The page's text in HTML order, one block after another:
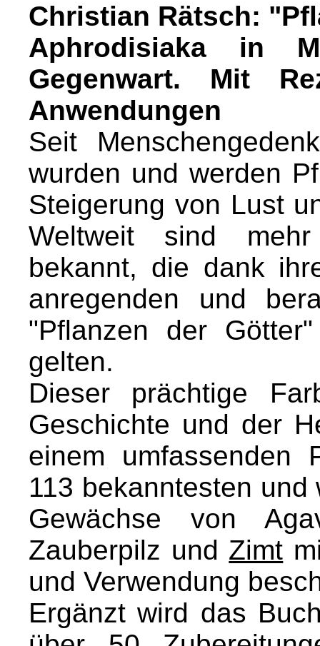
Christian Rätsch:
Aphrodisiaka in
Gegenwart. Mit
Anwendungen
Seit
wurden und werden
Steigerung von Lust
Weltweit sind
bekannt, die dank
anregenden und
"Pflanzen der
gelten.
Dieser prächtige
Geschichte und der
einem umfassenden
113 bekanntesten
Gewächse von
Zauberpilz und Zimt
und Verwendung
Ergänzt wird das